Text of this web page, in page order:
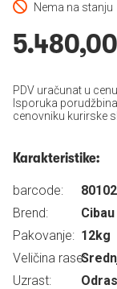
Nema na stanju
5.480,00
PDV uračunat u
Isporuka
cenovniku kurirske
Karakteristike:
barcode:
Brend:
Cibau
Pakovanje: 12kg
Veličina rase:
Uzrast: